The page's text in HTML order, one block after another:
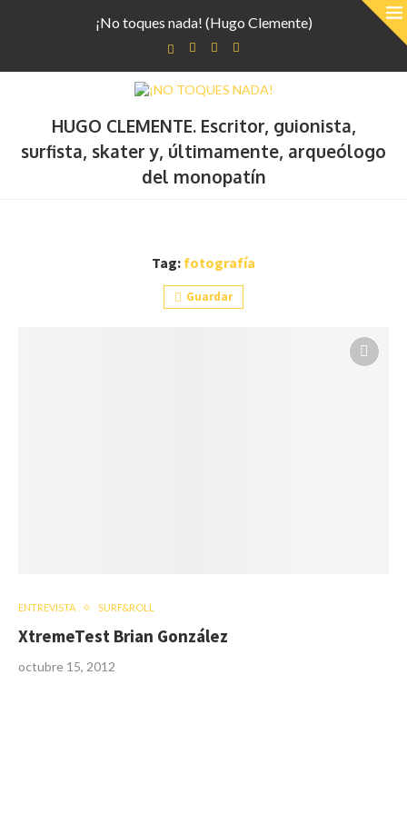
¡No toques nada! (Hugo Clemente)
HUGO CLEMENTE. Escritor, guionista,
surfista, skater y, últimamente, arqueólogo
del monopatín
Tag: fotografía
Guardar
ENTREVISTA SURF&ROLL
XtremeTest Brian González
octubre 15, 2012